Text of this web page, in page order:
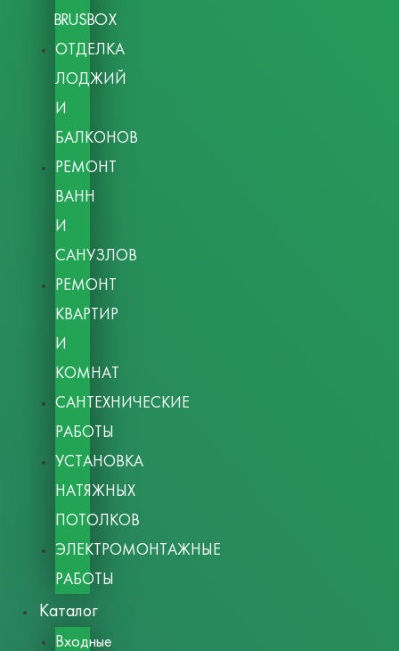
BRUSBOX
ОТДЕЛКА
ЛОДЖИЙ
И
БАЛКОНОВ
РЕМОНТ
ВАНН
И
САНУЗЛОВ
РЕМОНТ
КВАРТИР
И
КОМНАТ
САНТЕХНИЧЕСКИЕ
РАБОТЫ
УСТАНОВКА
НАТЯЖНЫХ
ПОТОЛКОВ
ЭЛЕКТРОМОНТАЖНЫЕ
РАБОТЫ
Каталог
Входные